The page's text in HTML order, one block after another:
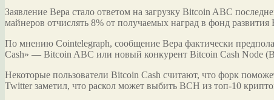
Заявление Вера стало ответом на загрузку Bitcoin ABC
майнеров отчислять 8% от получаемых наград в фонд развития
По мнению Cointelegraph, сообщение Вера фактически
Cash» — Bitcoin ABC или новый конкурент Bitcoin Cash Node
Некоторые пользователи Bitcoin Cash считают, что форк
Twitter заметил, что раскол может выбить BCH из топ-10